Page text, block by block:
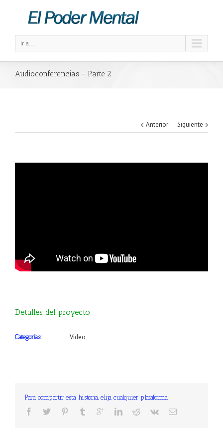
Ir a...
Audioconferencias – Parte 2
Anterior Siguiente
Detalles del proyecto
Categorías: Video
Para compartir esta historia, elija cualquier plataforma